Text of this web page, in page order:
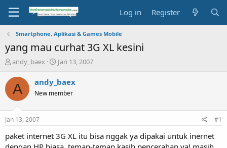
Log in Register
Smartphone, Aplikasi & Games Mobile
yang mau curhat 3G XL kesini
T
r
e
a
t
a
andy_baex
S
a
t
e
Jan 13, 2007
A andy_baex
New member
Jan 13, 2007 #1
paket internet 3G XL itu bisa nggak ya dipakai untuk inernet